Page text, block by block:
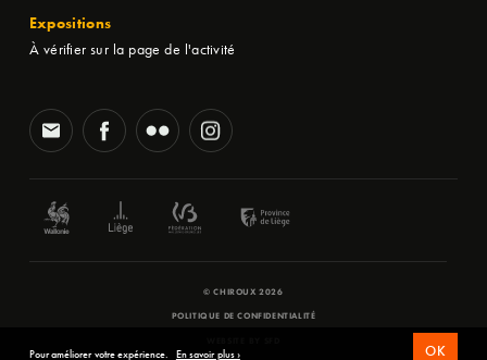
Expositions
À vérifier sur la page de l'activité
© CHIROUX 2026
POLITIQUE DE CONFIDENTIALITÉ
Pour améliorer votre expérience. En savoir plus › OK